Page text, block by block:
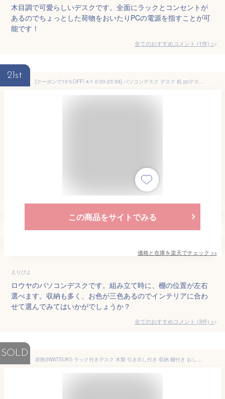
木目調で可愛らしいデスクです。全面にラックとコンセントが
あるのでちょっとした荷物をおいたりPCの電源を指すことが可
能です！
全てのおすすめコメント (1件) >
21st
[クーポンで10％OFF! 4/1 0:00-23:59] パソコンデスク デスク 机 pcデスク オフィスデスク l字型 省スペース おしゃれ ラック付き 棚付き 本棚付き 収納付き 約幅120cm コンパクト シンプル 木製 学習机 学習デスク 勉強机 大人 大学生 高校生 中学生 子供
この商品をサイトでみる
価格と在庫を楽天でチェック >>
えりぴよ
ロウヤのパソコンデスクです。組み立て時に、棚の位置が左右
選べます。収納も多く、お色が三色あるのでインテリアに合わ
せて選んでみてはいかがでしょうか？
全てのおすすめコメント (3件) >
SOLD
岩附(IWATSUKI) ラック付きデスク 木製 引き出し付き 収納 棚付き おしゃれ デスク ブラウン 幅120cm パソコンデスク ヴィンテージ Castagno カスターノ IWP-120BR